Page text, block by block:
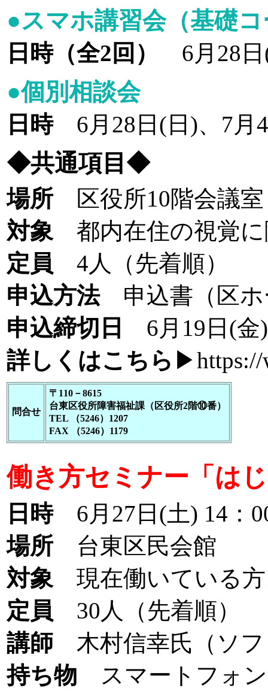
●スマホ講習会（基礎
日時（全2回） 6月28日
●個別相談会
日時6月28日(日)、7月4
◆共通項目◆
場所 区役所10階会議室
対象都内在住の視覚に
定員 4人（先着順）
申込方法申込書（区ホ
申込締切日
6月19日(金
詳しくはこちら ▶https://
問合せ
〒110－8615
台東区役所障害福祉課（区役所2階⑩番）
TEL （5246）1207
FAX （5246）1179
働き方セミナー「は
日時6月27日(土) 14：
場所 台東区民会館
対象現在働いている方
定員 30人（先着順）
講師 木村信幸氏（ソ
持ち物 スマートフォ